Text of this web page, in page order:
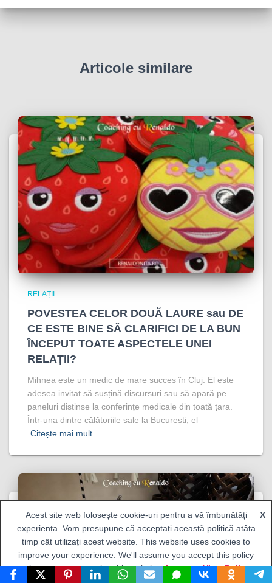
Articole similare
RELAȚII
POVESTEA CELOR DOUĂ LAURE sau DE
CE ESTE BINE SĂ CLARIFICI DE LA BUN
ÎNCEPUT TOATE ASPECTELE UNEI
RELAȚII?
Mihnea este un medic de mare succes în Cluj. El este
adesea invitat să susțină discursuri sau să apară pe
paneluri distinse la conferințe medicale din toată țara.
Într-una dintre călătoriile sale la București, el
Citește mai mult
Acest site web folosește cookie-uri pentru a vă îmbunătăți
experiența. Vom presupune că acceptați această politică atâta
timp cât utilizați acest website. This website uses cookies to
improve your experience. We'll assume you accept this policy
as long as you are using this website
X
Accept View Policy